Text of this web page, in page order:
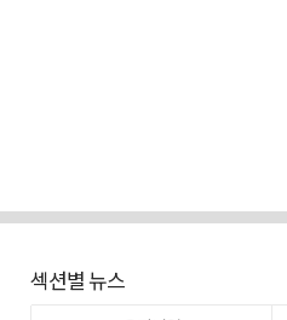
섹션별 뉴스